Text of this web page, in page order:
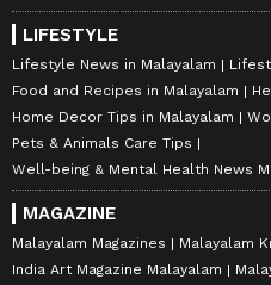
LIFESTYLE
Lifestyle News in Malayalam
Food and Recipes in Malayalam
Home Decor Tips in Malayalam
Pets & Animals Care Tips
Well-being & Mental Health News
MAGAZINE
Malayalam Magazines
Malayalam
India Art Magazine Malayalam